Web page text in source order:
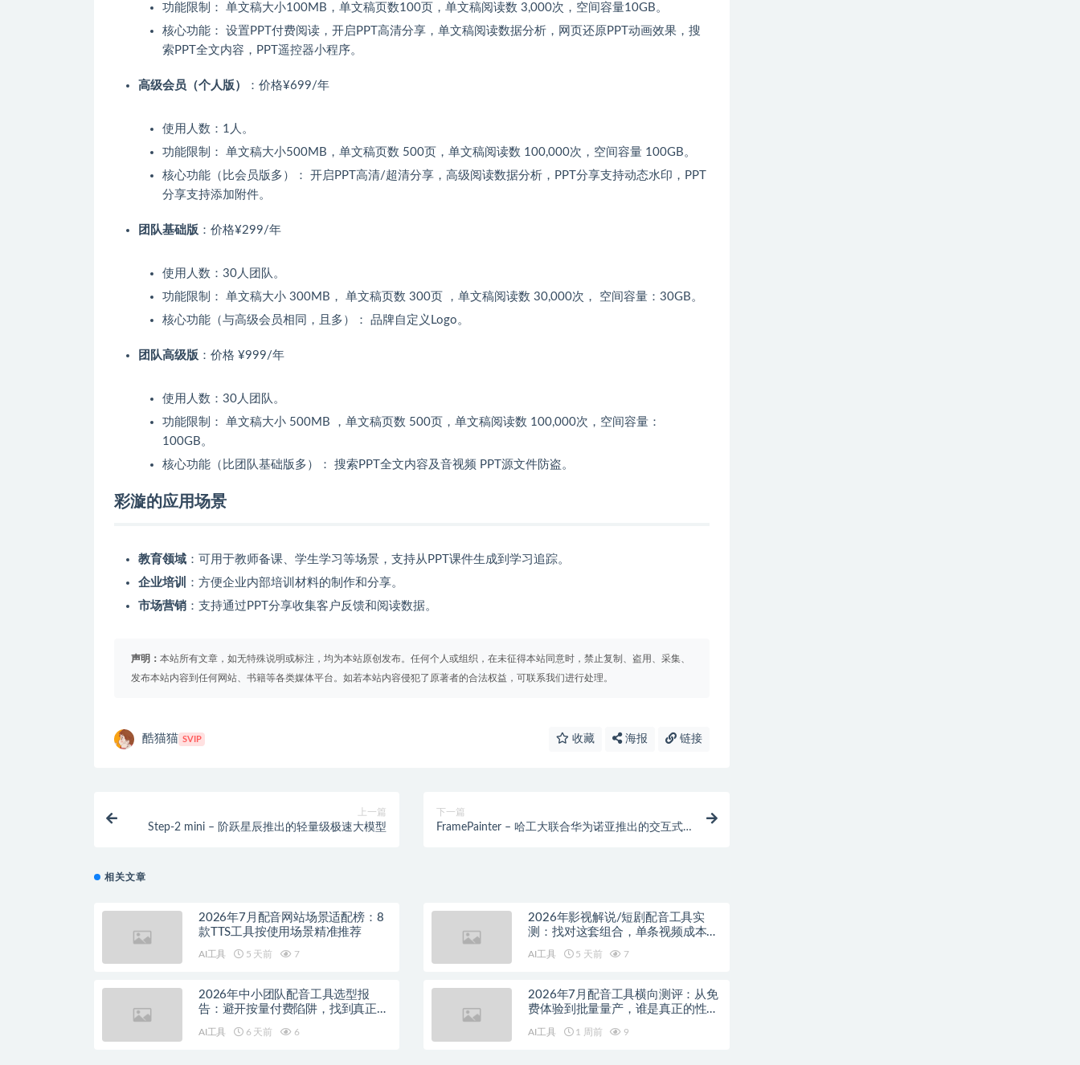
功能限制： 单文稿大小100MB，单文稿页数100页，单文稿阅读数 3,000次，空间容量10GB。
核心功能： 设置PPT付费阅读，开启PPT高清分享，单文稿阅读数据分析，网页还原PPT动画效果，搜
索PPT全文内容，PPT遥控器小程序。
高级会员（个人版） ：价格¥699/年
使用人数：1人。
功能限制： 单文稿大小500MB，单文稿页数 500页，单文稿阅读数 100,000次，空间容量 100GB。
核心功能（比会员版多）： 开启PPT高清/超清分享，高级阅读数据分析，PPT分享支持动态水印，PPT
分享支持添加附件。
团队基础版 ：价格¥299/年
使用人数：30人团队。
功能限制： 单文稿大小 300MB， 单文稿页数 300页 ，单文稿阅读数 30,000次， 空间容量：30GB。
核心功能（与高级会员相同，且多）： 品牌自定义Logo。
团队高级版 ：价格 ¥999/年
使用人数：30人团队。
功能限制： 单文稿大小 500MB ，单文稿页数 500页，单文稿阅读数 100,000次，空间容量：
100GB。
核心功能（比团队基础版多）： 搜索PPT全文内容及音视频 PPT源文件防盗。
彩漩的应用场景
教育领域 ：可用于教师备课、学生学习等场景，支持从PPT课件生成到学习追踪。
企业培训
：方便企业内部培训材料的制作和分享。
市场营销 ：支持通过PPT分享收集客户反馈和阅读数据。
声明： 本站所有文章，如无特殊说明或标注，均为本站原创发布。任何个人或组织，在未征得本站同意时，禁止复制、盗用、采集、
发布本站内容到任何网站、书籍等各类媒体平台。如若本站内容侵犯了原著者的合法权益，可联系我们进行处理。
酷猫猫 SVIP 收藏 海报 链接
上一篇
Step-2 mini – 阶跃星辰推出的轻量级极速大模型
下一篇
FramePainter – 哈工大联合华为诺亚推出的交互式
相关文章
2026年7月配音网站场景适配榜：8
款TTS工具按使用场景精准推荐
AI工具 5 天前 7
2026年影视解说/短剧配音工具实
测：找对这套组合，单条视频成本直
AI工具 5 天前 7
2026年中小团队配音工具选型报
告：避开按量付费陷阱，找到真正的
AI工具 6 天前 6
2026年7月配音工具横向测评：从免
费体验到批量量产，谁是真正的性价
AI工具 1 周前 9